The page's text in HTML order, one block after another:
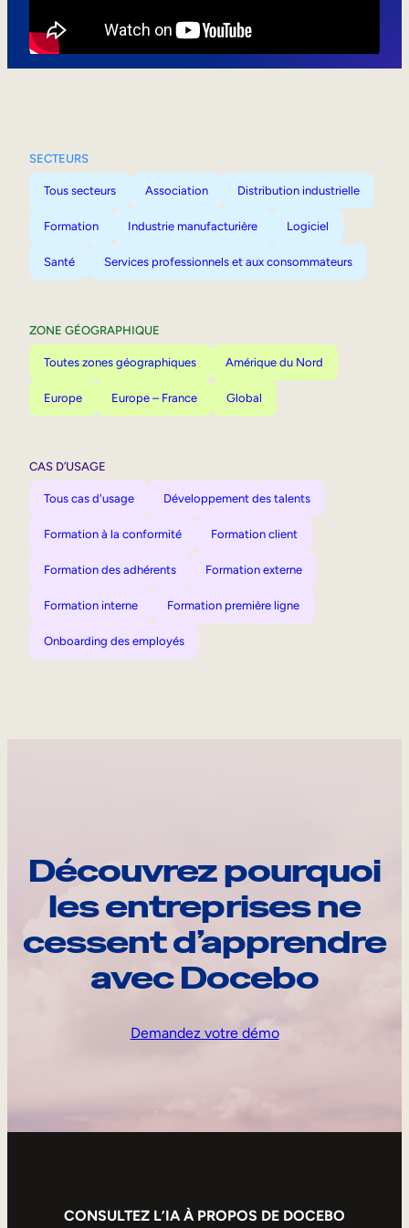
SECTEURS
Tous secteurs Association Distribution industrielle
Formation Industrie manufacturière Logiciel
Santé Services professionnels et aux consommateurs
ZONE GÉOGRAPHIQUE
Toutes zones géographiques Amérique du Nord
Europe Europe – France Global
CAS D’USAGE
Tous cas d'usage Développement des talents
Formation à la conformité Formation client
Formation des adhérents Formation externe
Formation interne Formation première ligne
Onboarding des employés
Découvrez pourquoi
les entreprises ne
cessent d’apprendre
avec Docebo
Demandez votre démo
CONSULTEZ L’IA À PROPOS DE DOCEBO